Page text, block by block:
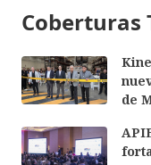
Coberturas
de